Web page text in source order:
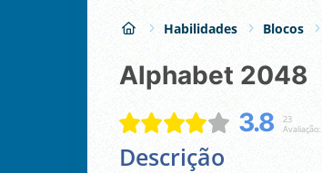
Habilidades Blocos
Alphabet 2048
3.8
23
Avaliação:
Descrição